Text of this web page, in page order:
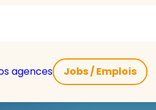
agences Jobs / Emplois